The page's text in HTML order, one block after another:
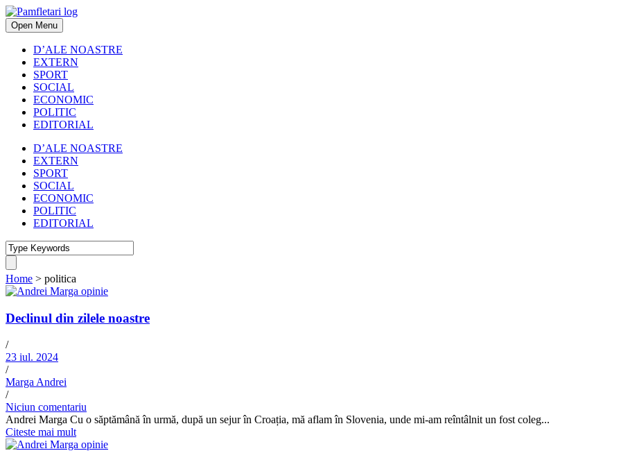
Open Menu
D’ALE NOASTRE
EXTERN
SPORT
SOCIAL
ECONOMIC
POLITIC
EDITORIAL
D’ALE NOASTRE
EXTERN
SPORT
SOCIAL
ECONOMIC
POLITIC
EDITORIAL
Home > politica
Declinul din zilele noastre
/
23 iul. 2024
/
Marga Andrei
/
Niciun comentariu
Andrei Marga Cu o săptămână în urmă, după un sejur în Croația, mă aflam în Slovenia, unde mi-am reîntâlnit un fost coleg...
Citeste mai mult